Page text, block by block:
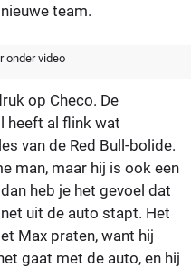
team.
onder video
op Checo. De
heeft al flink wat
van de Red Bull-bolide.
man, maar hij is ook een
heb je het gevoel dat
uit de auto stapt. Het
Max praten, want hij
gaat met de auto, en hij